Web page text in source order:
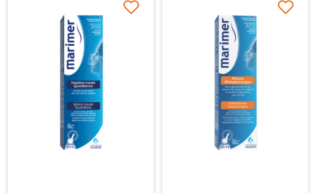
Hygiène nasale
Antibactériens
Nutrition clinique
Solaire et moustique
Piqûres insectes
Ajouter à ma liste d’envie Ajouter à ma liste